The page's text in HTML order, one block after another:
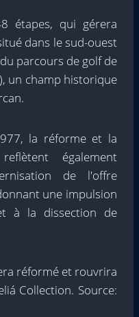
étapes, qui gérera
dans le sud-ouest
parcours de golf de
un champ historique
la réforme et la
également
de l'offre
une impulsion
à la dissection de
réformé et rouvrira
Collection. Source: